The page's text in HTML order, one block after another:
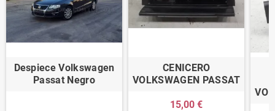
Despiece Volkswagen
Passat Negro
CENICERO
VOLKSWAGEN PASSAT
15,00 €